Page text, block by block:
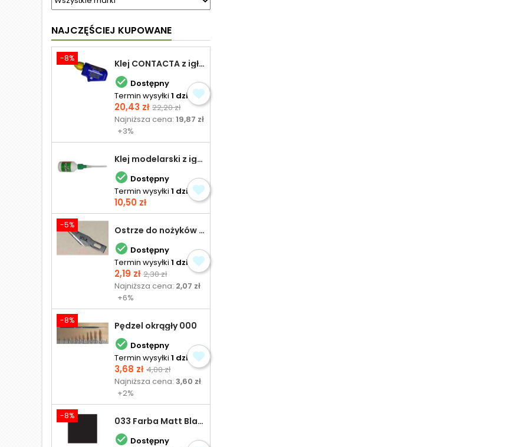
NAJCZĘŚCIEJ KUPOWANE
-8% Klej CONTACTA z igłą do plastiku 25,0 g
 Dostępny
Termin wysyłki 1 dzień
Cena
20,43 zł Cena
podstawowa
22,20 zł
Najniższa cena:19,87 zł
+3%
Klej modelarski z igłą 30 ml
 Dostępny
Termin wysyłki 1 dzień
Cena
10,50 zł
-5% Ostrze do nożyków Excel
 Dostępny
Termin wysyłki 1 dzień
Cena
2,19 zł Cena
podstawowa
2,30 zł
Najniższa cena: 2,07 zł
+6%
-8% Pędzel okrągły 000
 Dostępny
Termin wysyłki 1 dzień
Cena
3,68 zł Cena
podstawowa
4,00 zł
Najniższa cena:3,60 zł
+2%
-8% 033 Farba Matt Black - olejna
 Dostępny